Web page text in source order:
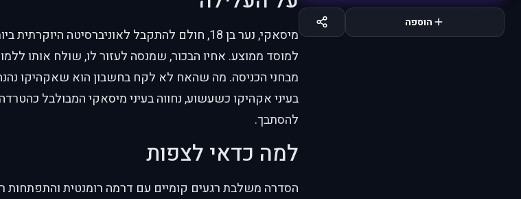
הוספה
מיסאקי, נער בן 18, חולם להתקבל לאוניברסיטה
למוסד ממוצע. אחיו הבכור, שמנסה לעזור לו, שולח אותו
מבחני הכניסה. מה שהאח לא לקח בחשבון הוא שאקהיקו
בעיני אקהיקו כשעשוע, נחווה בעיני מיסאקי המבולבל
להסתבך.
למה כדאי לצפות
הסדרה משלבת רגעים קומיים עם דרמה רומנטית והתפתחות